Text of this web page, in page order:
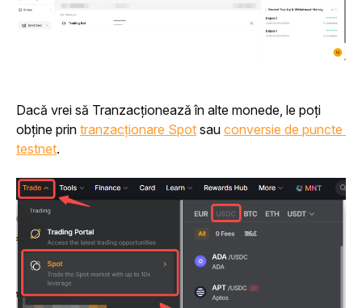
Dacă vrei să Tranzacționează în alte monede, le poți
obține prin tranzacționare Spot sau conversie de puncte
testnet.